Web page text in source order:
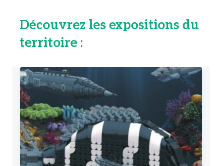
Découvrez les expositions du
territoire :